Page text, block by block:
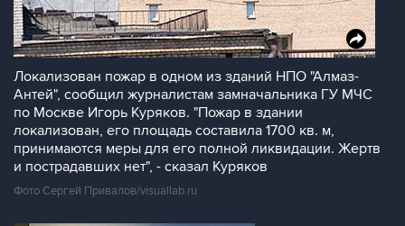
Локализован пожар в одном из зданий НПО "Алмаз-
Антей", сообщил журналистам замначальника ГУ МЧС
по Москве Игорь Куряков. "Пожар в здании
локализован, его площадь составила 1700 кв. м,
принимаются меры для его полной ликвидации. Жертв
и пострадавших нет", - сказал Куряков
Фото Сергей Привалов/visuallab.ru